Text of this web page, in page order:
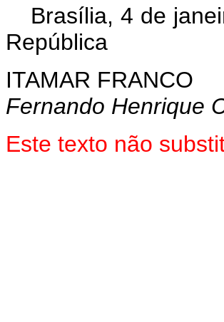
Brasília, 4 de
República
ITAMAR FRANCO
Fernando Henrique
Este texto não